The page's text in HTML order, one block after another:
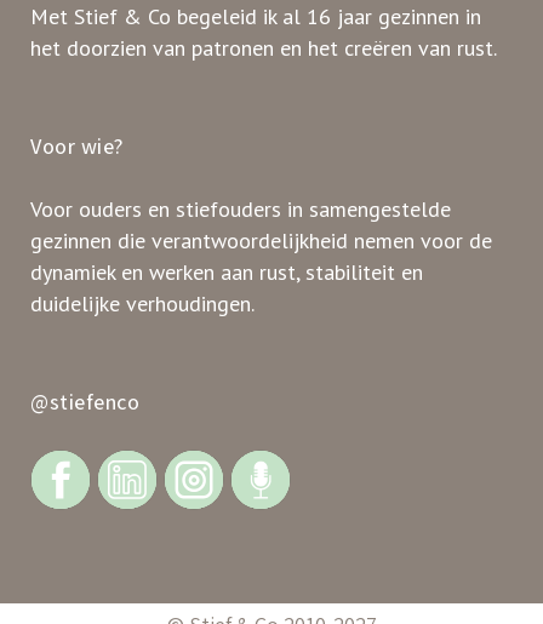
Met Stief & Co begeleid ik al 16 jaar gezinnen in
het doorzien van patronen en het creëren van rust.
Voor wie?
Voor ouders en stiefouders in samengestelde
gezinnen die verantwoordelijkheid nemen voor de
dynamiek en werken aan rust, stabiliteit en
duidelijke verhoudingen.
@stiefenco